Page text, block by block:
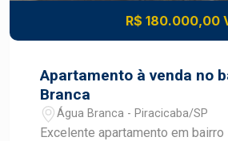
R$ 180.000,00
Apartamento à venda no
Branca
Água Branca - Piracicaba/SP
Excelente apartamento em bairro